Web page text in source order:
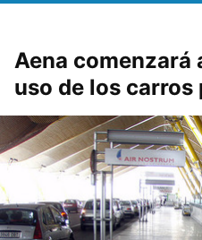
Aena comenzará
uso de los carros